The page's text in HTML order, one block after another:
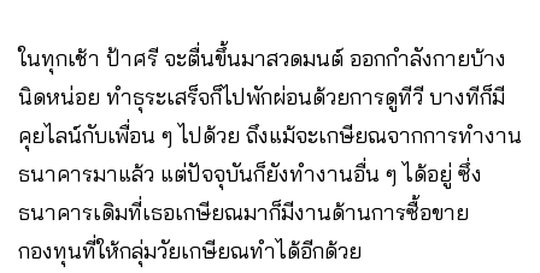
ในทุกเช้า ป้าศรี จะตื่นขึ้นมาสวดมนต์ ออกกำลังกายบ้าง
นิดหน่อย ทำธุระเสร็จก็ไปพักผ่อนด้วยการดูทีวี บางทีก็มี
คุยไลน์กับเพื่อน ๆ ไปด้วย ถึงแม้จะเกษียณจากการทำงาน
ธนาคารมาแล้ว แต่ปัจจุบันก็ยังทำงานอื่น ๆ ได้อยู่ ซึ่ง
ธนาคารเดิมที่เธอเกษียณมาก็มีงานด้านการซื้อขาย
กองทุนที่ให้กลุ่มวัยเกษียณทำได้อีกด้วย